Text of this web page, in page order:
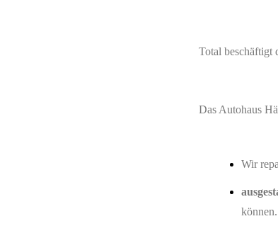
Total beschäftigt
Das Autohaus
Wir
können.